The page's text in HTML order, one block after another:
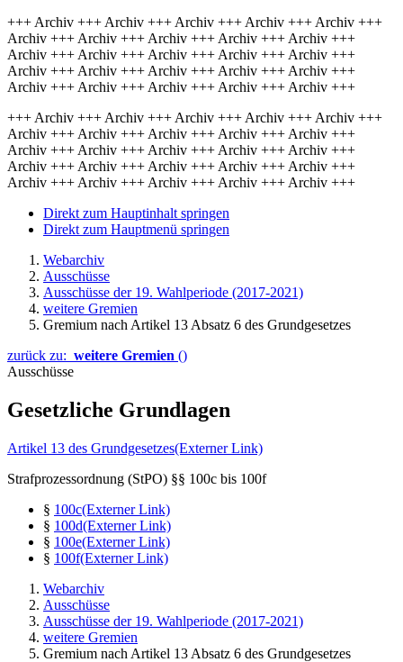
+++ Archiv +++ Archiv +++ Archiv +++ Archiv +++ Archiv +++
Archiv +++ Archiv +++ Archiv +++ Archiv +++ Archiv +++
Archiv +++ Archiv +++ Archiv +++ Archiv +++ Archiv +++
Archiv +++ Archiv +++ Archiv +++ Archiv +++ Archiv +++
Archiv +++ Archiv +++ Archiv +++ Archiv +++ Archiv +++
+++ Archiv +++ Archiv +++ Archiv +++ Archiv +++ Archiv +++
Archiv +++ Archiv +++ Archiv +++ Archiv +++ Archiv +++
Archiv +++ Archiv +++ Archiv +++ Archiv +++ Archiv +++
Archiv +++ Archiv +++ Archiv +++ Archiv +++ Archiv +++
Archiv +++ Archiv +++ Archiv +++ Archiv +++ Archiv +++
Direkt zum Hauptinhalt springen
Direkt zum Hauptmenü springen
Webarchiv
Ausschüsse
Ausschüsse der 19. Wahlperiode (2017-2021)
weitere Gremien
Gremium nach Artikel 13 Absatz 6 des Grundgesetzes
zurück zu: weitere Gremien ()
Ausschüsse
Gesetzliche Grundlagen
Artikel 13 des Grundgesetzes(Externer Link)
Strafprozessordnung (StPO) §§ 100c bis 100f
§ 100c(Externer Link)
§ 100d(Externer Link)
§ 100e(Externer Link)
§ 100f(Externer Link)
Webarchiv
Ausschüsse
Ausschüsse der 19. Wahlperiode (2017-2021)
weitere Gremien
Gremium nach Artikel 13 Absatz 6 des Grundgesetzes